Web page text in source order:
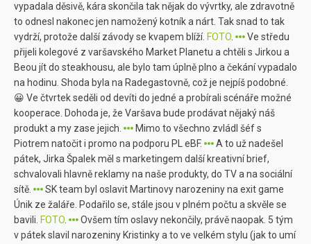
vypadala děsivě, kára skončila tak nějak do vývrtky, ale zdravotně
to odnesl nakonec jen namožený kotník a nárt. Tak snad to tak
vydrží, protože další závody se kvapem blíží. FOTO
Ve středu
přijeli kolegové z varšavského Market Planetu a chtěli s Jirkou a
Beou jít do steakhousu, ale bylo tam úplně plno a čekání vypadalo
na hodinu. Shoda byla na Radegastovně, což je nejpíš podobné.
😀 Ve čtvrtek seděli od devíti do jedné a probírali scénáře možné
kooperace. Dohoda je, že Varšava bude prodávat nějaký náš
produkt a my zase jejich.
Mimo to všechno zvládl šéf s
Piotrem natočit i promo na podporu PL eBF.
A to už nadešel
pátek, Jirka Špalek měl s marketingem další kreativní brief,
schvalovali hlavně reklamy na naše produkty, do TV a na sociální
sítě.
SK team byl oslavit Martinovy narozeniny na exit game
Únik ze žaláře. Podařilo se, stále jsou v plném počtu a skvěle se
bavili. FOTO
Ovšem tím oslavy nekončily, právě naopak. 5 tým
v pátek slavil narozeniny Kristinky a to ve velkém stylu (jak to umí